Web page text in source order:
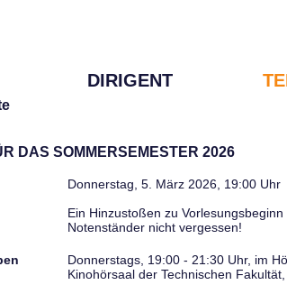
DIRIGENT
DAS SOMMERSEMESTER 2026
Donnerstag, 5. März 2026, 19:00 Uhr
Ein Hinzustoßen zu
Notenständer nicht vergessen!
Donnerstags, 19:00 - 21:30 Uhr, im
Kinohörsaal der Technischen